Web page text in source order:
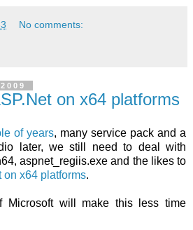
No comments:
on x64 platforms
of years, many service pack and a
later, we still need to deal with
aspnet_regiis.exe and the likes to
on x64 platforms.
Microsoft will make this less time